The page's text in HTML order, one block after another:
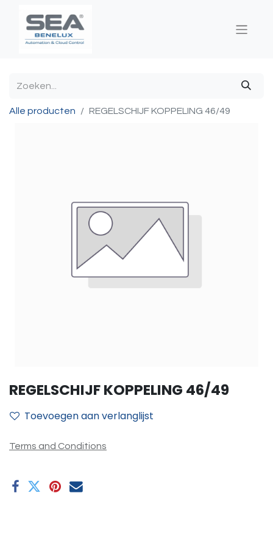
Alle producten REGELSCHIJF KOPPELING 46/49
REGELSCHIJF KOPPELING 46/49
Toevoegen aan verlanglijst
Terms and Conditions